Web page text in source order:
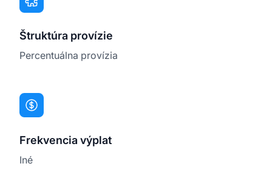
Štruktúra provízie
Percentuálna provízia
Frekvencia výplat
Iné